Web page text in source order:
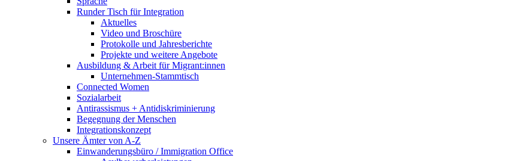
Runder Tisch für Integration
Aktuelles
Video und Broschüre
Protokolle und Jahresberichte
Projekte und weitere Angebote
Ausbildung & Arbeit für Migrant:innen
Unternehmen-Stammtisch
Connected Women
Sozialarbeit
Antirassismus + Antidiskriminierung
Begegnung der Menschen
Integrationskonzept
Unsere Ämter von A-Z
Einwanderungsbüro / Immigration Office